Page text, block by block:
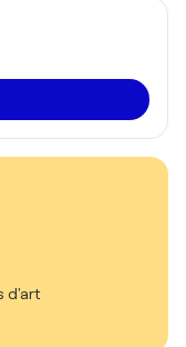
d'art